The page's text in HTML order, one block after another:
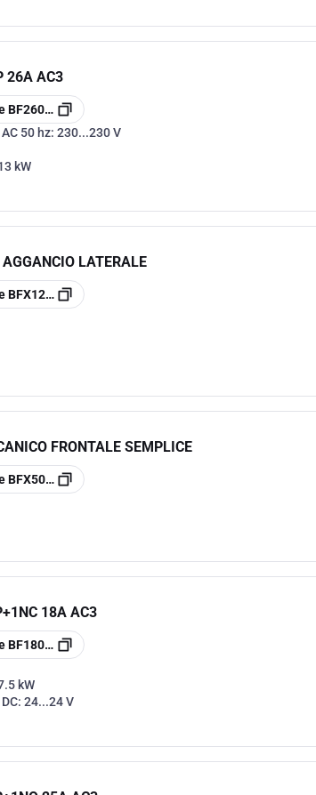
26A AC3
BF2600A230
50 hz: 230...230 V
kW
LATERALE
BFX1220
FRONTALE SEMPLICE
BFX5002
18A AC3
BF1801D024
kW
24...24 V